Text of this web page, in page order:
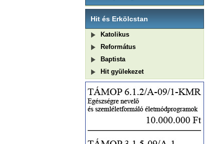
Hit és Erkölcstan
Katolikus
Református
Baptista
Hit gyülekezet